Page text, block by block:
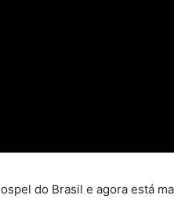
do Brasil e agora está